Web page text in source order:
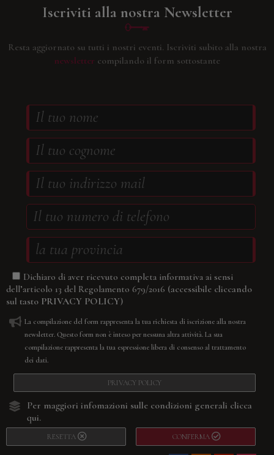
Iscriviti alla nostra Newsletter
Resta aggiornato su tutti i nostri eventi. Iscriviti subito alla nostra
newsletter compilando il form sottostante
Dichiaro di aver ricevuto completa informativa ai sensi
dell’articolo 13 del Regolamento 679/2016 (accessibile cliccando
sul tasto PRIVACY POLICY)
La compilazione del form rappresenta la tua richiesta di iscrizione alla nostra
newsletter. Questo form non è inteso per nessuna altra attività. La sua
compilazione rappresenta la tua espressione libera di consenso al trattamento
dei dati.
PRIVACY POLICY
Per maggiori infomazioni sulle condizioni generali clicca
qui.
RESETTA CONFERMA